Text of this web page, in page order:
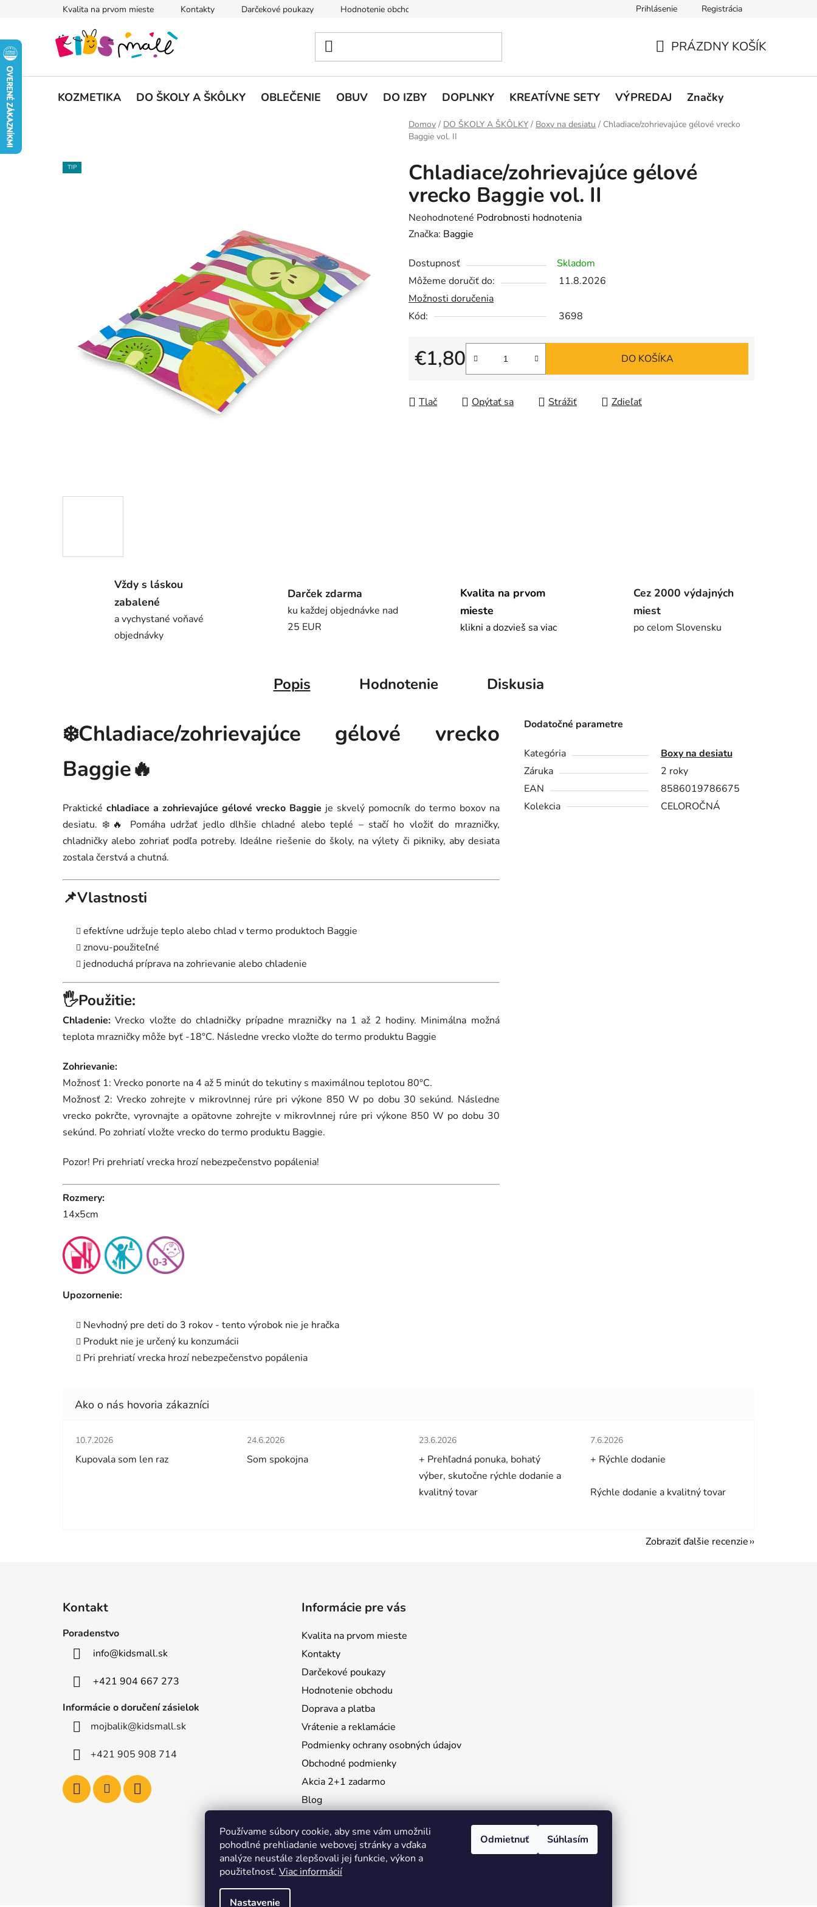
Používame súbory cookie, aby sme vám umožnili
pohodlné prehliadanie webovej stránky a vďaka
analýze neustále zlepšovali jej funkcie, výkon a
použiteľnosť. Viac informácií
Nastavenie
Odmietnuť Súhlasím
Kvalita na prvom mieste Kontakty Darčekové poukazy Hodnotenie obchodu Podmienky ochrany osobných údajov
Prihlásenie Registrácia
KOŠÍK
PRÁZDNY KOŠÍK
KOZMETIKA DO ŠKOLY A ŠKÔLKY OBLEČENIE OBUV DO IZBY DOPLNKY KREATÍVNE SETY VÝPREDAJ Značky
Domov / DO ŠKOLY A ŠKÔLKY / Boxy na desiatu / Chladiace/zohrievajúce gélové vrecko
Baggie vol. II
Chladiace/zohrievajúce gélové
vrecko Baggie vol. II
Priemerné
hodnotenie
je
0,0
z
5
Neohodnotené Podrobnosti hodnotenia
Značka: Baggie
Dostupnosť
Skladom
Môžeme doručiť do:
11.8.2026
Možnosti doručenia
Kód:
3698
€1,80
Jednotková cena:
DO KOŠÍKA
Tlač Opýtať sa Strážiť Zdieľať
TIP
Vždy s láskou
zabalené
a vychystané voňavé
objednávky
Darček zdarma
ku každej objednávke nad
25 EUR
Kvalita na prvom
mieste
klikni a dozvieš sa viac
Cez 2000 výdajných
miest
po celom Slovensku
Popis Hodnotenie Diskusia
❄️Chladiace/zohrievajúce gélové vrecko
Baggie🔥
Praktickéchladiace a zohrievajúce gélové vrecko Baggie je skvelý pomocník do termo boxov na
desiatu. ❄️🔥 Pomáha udržať jedlo dlhšie chladné alebo teplé – stačí ho vložiť do mrazničky,
chladničky alebo zohriať podľa potreby. Ideálne riešenie do školy, na výlety či pikniky, aby desiata
zostala čerstvá a chutná.
📌Vlastnosti
efektívne udržuje teplo alebo chlad v termo produktoch Baggie
znovu-použiteľné
jednoduchá príprava na zohrievanie alebo chladenie
🖐️Použitie:
Chladenie: Vrecko vložte do chladničky prípadne mrazničky na 1 až 2 hodiny. Minimálna možná
teplota mrazničky môže byť -18°C. Následne vrecko vložte do termo produktu Baggie
Zohrievanie:
Možnosť 1: Vrecko ponorte na 4 až 5 minút do tekutiny s maximálnou teplotou 80°C.
Možnosť 2: Vrecko zohrejte v mikrovlnnej rúre pri výkone 850 W po dobu 30 sekúnd. Následne
vrecko pokrčte, vyrovnajte a opätovne zohrejte v mikrovlnnej rúre pri výkone 850 W po dobu 30
sekúnd. Po zohriatí vložte vrecko do termo produktu Baggie.
Pozor! Pri prehriatí vrecka hrozí nebezpečenstvo popálenia!
Rozmery:
14x5cm
Upozornenie:
Nevhodný pre deti do 3 rokov - tento výrobok nie je hračka
Produkt nie je určený ku konzumácii
Pri prehriatí vrecka hrozí nebezpečenstvo popálenia
Dodatočné parametre
Kategória
Boxy na desiatu
Záruka
2 roky
EAN
8586019786675
Kolekcia
CELOROČNÁ
Hodnotenie obchodu je 5 z 5 hviezdičiek.
10.7.2026
Kupovala som len raz
Hodnotenie obchodu je 5 z 5 hviezdičiek.
24.6.2026
Som spokojna
Hodnotenie obchodu je 5 z 5 hviezdičiek.
23.6.2026
+ Prehľadná ponuka, bohatý
výber, skutočne rýchle dodanie a
kvalitný tovar
Hodnotenie obchodu je 5 z 5 hviezdičiek.
7.6.2026
+ Rýchle dodanie
Rýchle dodanie a kvalitný tovar
Zobraziť ďalšie recenzie
Kontakt
Poradenstvo
info@kidsmall.sk
+421 904 667 273
Informácie o doručení zásielok
mojbalik@kidsmall.sk
+421 905 908 714
Informácie pre vás
Kvalita na prvom mieste
Kontakty
Darčekové poukazy
Hodnotenie obchodu
Doprava a platba
Vrátenie a reklamácie
Podmienky ochrany osobných údajov
Obchodné podmienky
Akcia 2+1 zadarmo
Blog
Instagram